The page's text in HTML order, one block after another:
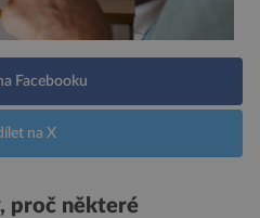
Facebooku
na X
proč některé